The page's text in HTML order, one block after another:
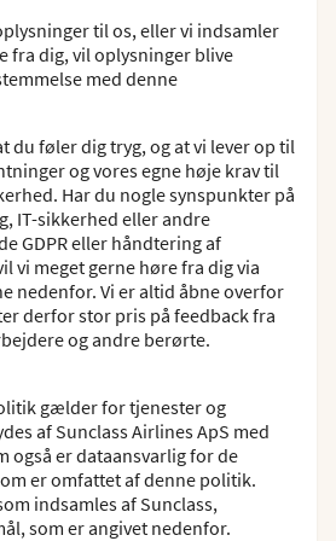
til os, eller vi indsamler
fra dig, vil oplysninger blive
med denne
du føler dig tryg, og at vi lever op til
og vores egne høje krav til
Har du nogle synspunkter på
IT-sikkerhed eller andre
GDPR eller håndtering af
vi meget gerne høre fra dig via
nedenfor. Vi er altid åbne overfor
derfor stor pris på feedback fra
og andre berørte.
gælder for tjenester og
af Sunclass Airlines ApS med
også er dataansvarlig for de
er omfattet af denne politik.
indsamles af Sunclass,
som er angivet nedenfor.